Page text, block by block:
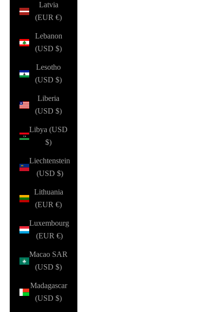
Latvia
(EUR €)
Lebanon
(USD $)
Lesotho
(USD $)
Liberia
(USD $)
Libya (USD
$)
Liechtenstein
(USD $)
Lithuania
(EUR €)
Luxembourg
(EUR €)
Macao SAR
(USD $)
Madagascar
(USD $)